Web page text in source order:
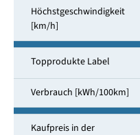
Höchstgeschwindigkeit
[km/h]
Topprodukte Label
Verbrauch [kWh/100km]
Kaufpreis in der